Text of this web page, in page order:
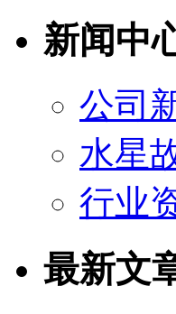
新闻中
公司
水星
行业
最新文